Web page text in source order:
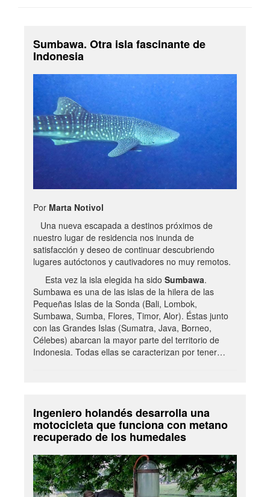
Sumbawa. Otra isla fascinante de
Indonesia
Por Marta Notivol
Una nueva escapada a destinos próximos de
nuestro lugar de residencia nos inunda de
satisfacción y deseo de continuar descubriendo
lugares autóctonos y cautivadores no muy remotos.
Esta vez la isla elegida ha sido Sumbawa.
Sumbawa es una de las islas de la hilera de las
Pequeñas Islas de la Sonda (Bali, Lombok,
Sumbawa, Sumba, Flores, Timor, Alor). Éstas junto
con las Grandes Islas (Sumatra, Java, Borneo,
Célebes) abarcan la mayor parte del territorio de
Indonesia. Todas ellas se caracterizan por tener…
Ingeniero holandés desarrolla una
motocicleta que funciona con metano
recuperado de los humedales